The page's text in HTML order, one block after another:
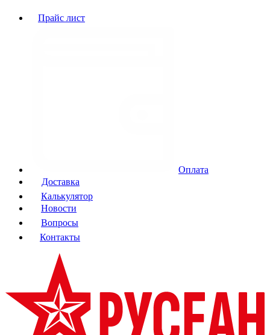
Прайс лист
Оплата
Доставка
Калькулятор
Новости
Вопросы
Контакты